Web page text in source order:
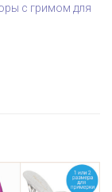
с гримом для